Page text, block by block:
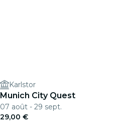
Karlstor
Munich City Quest
07 août - 29 sept.
29,00 €